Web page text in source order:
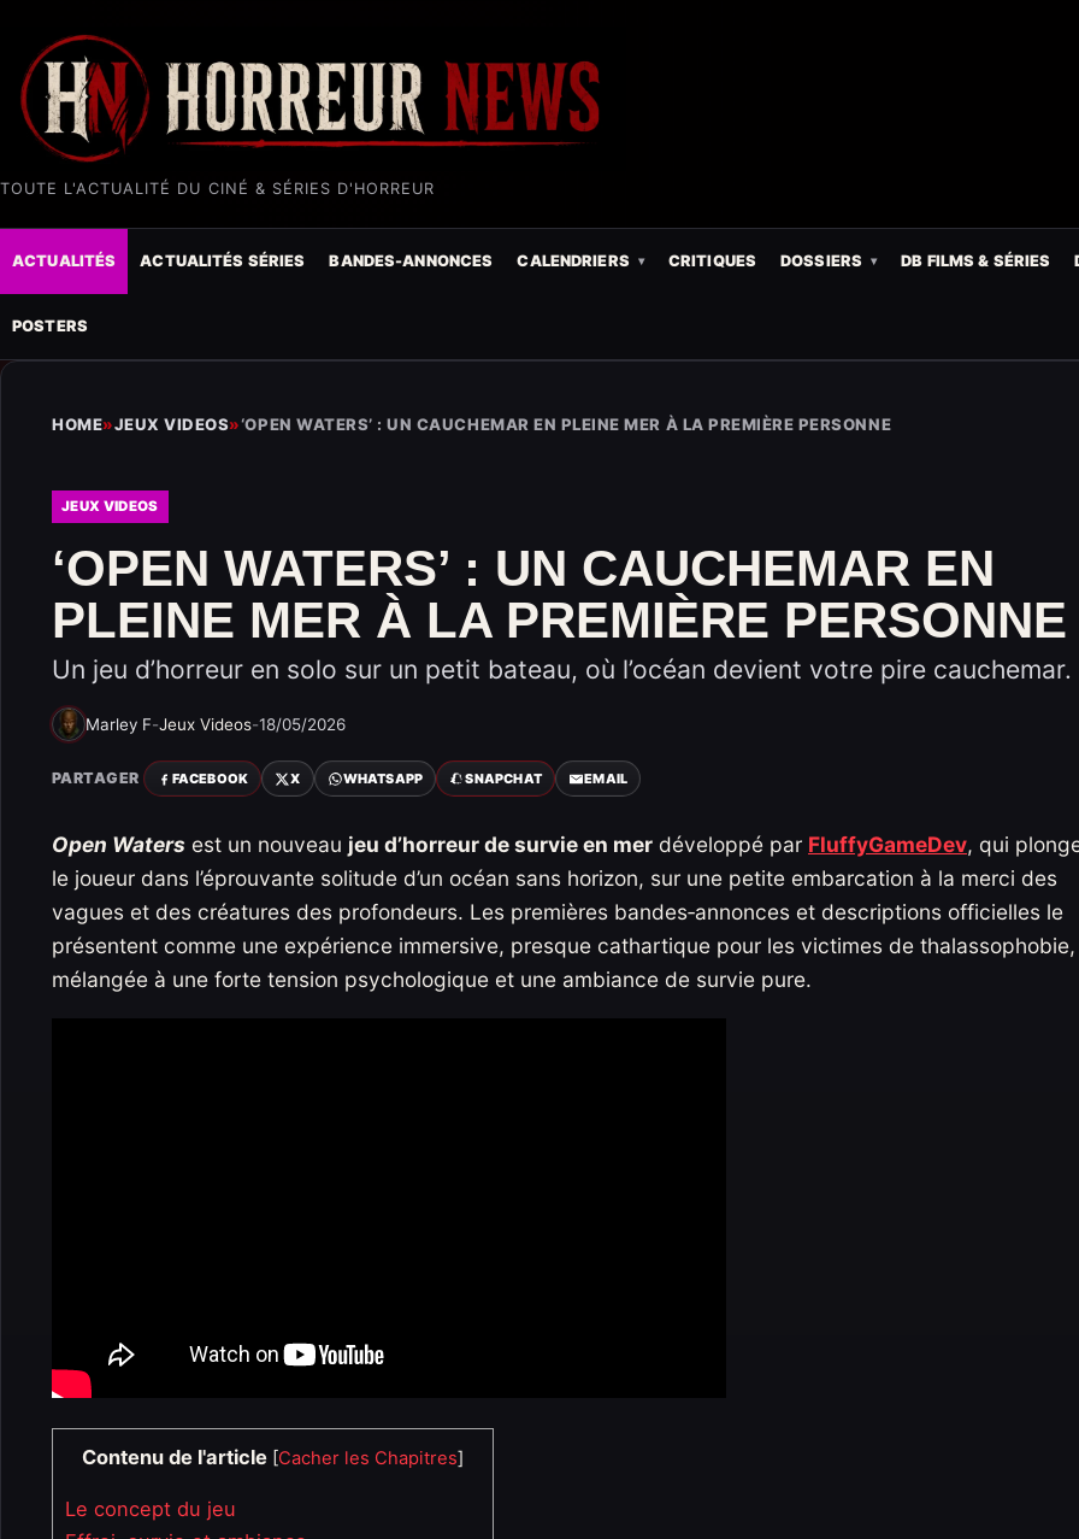
TOUTE L'ACTUALITÉ DU CINÉ & SÉRIES D'HORREUR
ACTUALITÉS ACTUALITÉS SÉRIES BANDES-ANNONCES CALENDRIERS CRITIQUES DOSSIERS DB FILMS & SÉRIES
POSTERS
HOME»JEUX VIDEOS»‘OPEN WATERS’ : UN CAUCHEMAR EN PLEINE MER À LA PREMIÈRE PERSONNE
JEUX VIDEOS
‘OPEN WATERS’ : UN CAUCHEMAR EN
PLEINE MER À LA PREMIÈRE PERSONNE
Un jeu d’horreur en solo sur un petit bateau, où l’océan devient votre pire cauchemar.
Marley F-Jeux Videos-18/05/2026
PARTAGER FACEBOOK X WHATSAPP SNAPCHAT EMAIL
Open Waters est un nouveau jeu d’horreur de survie en mer développé par FluffyGameDev, qui
le joueur dans l’éprouvante solitude d’un océan sans horizon, sur une petite embarcation à la merci des
vagues et des créatures des profondeurs. Les premières bandes‑annonces et descriptions officielles le
présentent comme une expérience immersive, presque cathartique pour les victimes de thalassophobie,
mélangée à une forte tension psychologique et une ambiance de survie pure.
Contenu de l'article [Cacher les Chapitres]
Le concept du jeu